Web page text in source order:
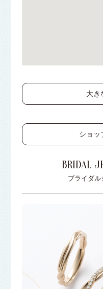
大き
ショッ
BRIDAL
ブライダル